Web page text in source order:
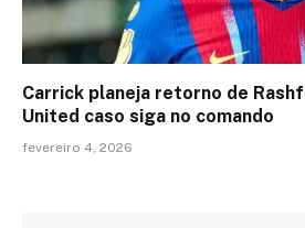
Carrick planeja retorno de
United caso siga no comando
fevereiro 4, 2026